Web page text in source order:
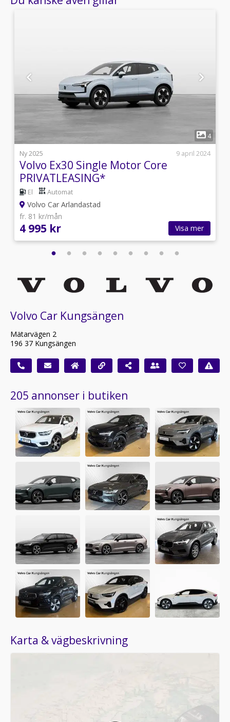
4
Ny 2025
9 april 2024
Volvo Ex30 Single Motor Core
PRIVATLEASING*
El Automat
Volvo Car Arlandastad
fr. 81 kr/mån
4 995 kr Visa mer
Volvo Car Kungsängen
Mätarvägen 2
196 37 Kungsängen
205 annonser i butiken
Karta & vägbeskrivning